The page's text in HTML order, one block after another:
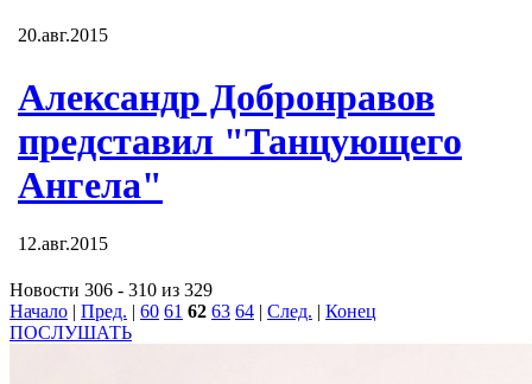
20.авг.2015
Александр Добронравов
представил "Танцующего
Ангела"
12.авг.2015
Новости 306 - 310 из 329
Начало | Пред. | 60 61 62 63 64 | След. | Конец
ПОСЛУШАТЬ